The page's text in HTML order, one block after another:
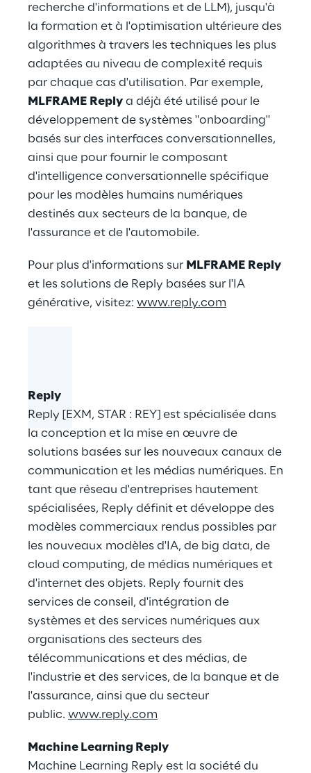
recherche d'informations et de LLM), jusqu'à
la formation et à l'optimisation ultérieure des
algorithmes à travers les techniques les plus
adaptées au niveau de complexité requis
par chaque cas d'utilisation. Par exemple,
MLFRAME Reply a déjà été utilisé pour le
développement de systèmes "onboarding"
basés sur des interfaces conversationnelles,
ainsi que pour fournir le composant
d'intelligence conversationnelle spécifique
pour les modèles humains numériques
destinés aux secteurs de la banque, de
l'assurance et de l'automobile.
Pour plus d'informations sur MLFRAME Reply
et les solutions de Reply basées sur l'IA
générative, visitez: www.reply.com
Reply
Reply [EXM, STAR : REY] est spécialisée dans
la conception et la mise en œuvre de
solutions basées sur les nouveaux canaux de
communication et les médias numériques. En
tant que réseau d'entreprises hautement
spécialisées, Reply définit et développe des
modèles commerciaux rendus possibles par
les nouveaux modèles d'IA, de big data, de
cloud computing, de médias numériques et
d'internet des objets. Reply fournit des
services de conseil, d'intégration de
systèmes et des services numériques aux
organisations des secteurs des
télécommunications et des médias, de
l'industrie et des services, de la banque et de
l'assurance, ainsi que du secteur
public. www.reply.com
Machine Learning Reply
Machine Learning Reply est la société du